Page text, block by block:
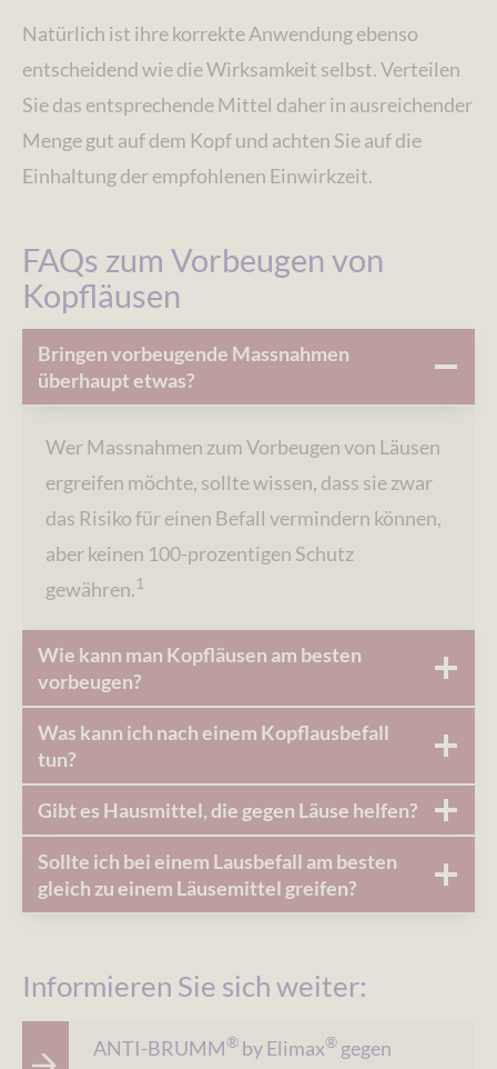
Natürlich ist ihre korrekte Anwendung ebenso
entscheidend wie die Wirksamkeit selbst. Verteilen
Sie das entsprechende Mittel daher in ausreichender
Menge gut auf dem Kopf und achten Sie auf die
Einhaltung der empfohlenen Einwirkzeit.
FAQs zum Vorbeugen von
Kopfläusen
Bringen vorbeugende Massnahmen
überhaupt etwas?
Wer Massnahmen zum Vorbeugen von Läusen
ergreifen möchte, sollte wissen, dass sie zwar
das Risiko für einen Befall vermindern können,
aber keinen 100-prozentigen Schutz
gewähren.1
Wie kann man Kopfläusen am besten
vorbeugen?
Was kann ich nach einem Kopflausbefall
tun?
Gibt es Hausmittel, die gegen Läuse helfen?
Sollte ich bei einem Lausbefall am besten
gleich zu einem Läusemittel greifen?
Informieren Sie sich weiter:
ANTI-BRUMM® by Elimax® gegen